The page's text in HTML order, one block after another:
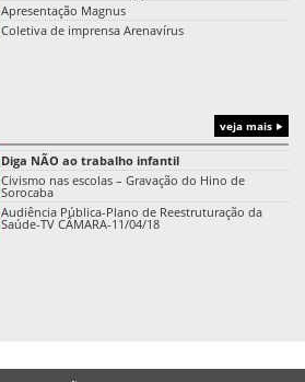
Apresentação Magnus
Coletiva de imprensa Arenavírus
veja mais
Diga NÃO ao trabalho infantil
Civismo nas escolas – Gravação do Hino de
Sorocaba
Audiência Pública-Plano de Reestruturação da
Saúde-TV CÂMARA-11/04/18